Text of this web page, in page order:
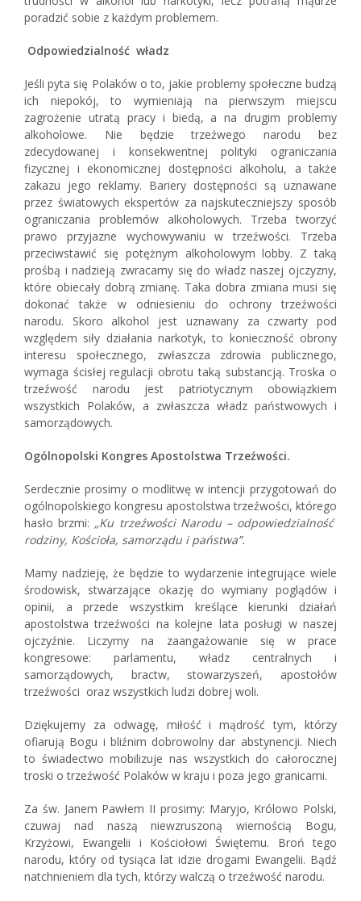
poradzić sobie z każdym problemem.
Odpowiedzialność władz
Jeśli pyta się Polaków o to, jakie problemy społeczne budzą
ich niepokój, to wymieniają na pierwszym miejscu
zagrożenie utratą pracy i biedą, a na drugim problemy
alkoholowe. Nie będzie trzeźwego narodu bez
zdecydowanej i konsekwentnej polityki ograniczania
fizycznej i ekonomicznej dostępności alkoholu, a także
zakazu jego reklamy. Bariery dostępności są uznawane
przez światowych ekspertów za najskuteczniejszy sposób
ograniczania problemów alkoholowych. Trzeba tworzyć
prawo przyjazne wychowywaniu w trzeźwości. Trzeba
przeciwstawić się potężnym alkoholowym lobby. Z taką
prośbą i nadzieją zwracamy się do władz naszej ojczyzny,
które obiecały dobrą zmianę. Taka dobra zmiana musi się
dokonać także w odniesieniu do ochrony trzeźwości
narodu. Skoro alkohol jest uznawany za czwarty pod
względem siły działania narkotyk, to konieczność obrony
interesu społecznego, zwłaszcza zdrowia publicznego,
wymaga ścisłej regulacji obrotu taką substancją. Troska o
trzeźwość narodu jest patriotycznym obowiązkiem
wszystkich Polaków, a zwłaszcza władz państwowych i
samorządowych.
Ogólnopolski Kongres Apostolstwa Trzeźwości.
Serdecznie prosimy o modlitwę w intencji przygotowań do
ogólnopolskiego kongresu apostolstwa trzeźwości, którego
hasło brzmi: „Ku trzeźwości Narodu – odpowiedzialność
rodziny, Kościoła, samorządu i państwa”.
Mamy nadzieję, że będzie to wydarzenie integrujące wiele
środowisk, stwarzające okazję do wymiany poglądów i
opinii, a przede wszystkim kreślące kierunki działań
apostolstwa trzeźwości na kolejne lata posługi w naszej
ojczyźnie. Liczymy na zaangażowanie się w prace
kongresowe: parlamentu, władz centralnych i
samorządowych, bractw, stowarzyszeń, apostołów
trzeźwości oraz wszystkich ludzi dobrej woli.
Dziękujemy za odwagę, miłość i mądrość tym, którzy
ofiarują Bogu i bliźnim dobrowolny dar abstynencji. Niech
to świadectwo mobilizuje nas wszystkich do całorocznej
troski o trzeźwość Polaków w kraju i poza jego granicami.
Za św. Janem Pawłem II prosimy: Maryjo, Królowo Polski,
czuwaj nad naszą niewzruszoną wiernością Bogu,
Krzyżowi, Ewangelii i Kościołowi Świętemu. Broń tego
narodu, który od tysiąca lat idzie drogami Ewangelii. Bądź
natchnieniem dla tych, którzy walczą o trzeźwość narodu.